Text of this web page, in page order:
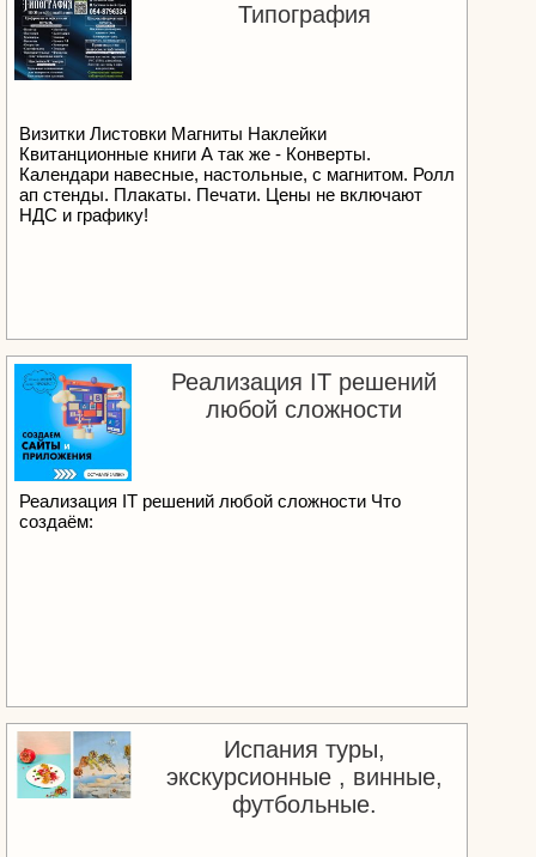
Типография
Визитки Листовки Магниты Наклейки
Квитанционные книги А так же - Конверты.
Календари навесные, настольные, с магнитом. Ролл
ап стенды. Плакаты. Печати. Цены не включают
НДС и графику!
Реализация IT решений
любой сложности
Реализация IT решений любой сложности Что
создаём:
Испания туры,
экскурсионные , винные,
футбольные.